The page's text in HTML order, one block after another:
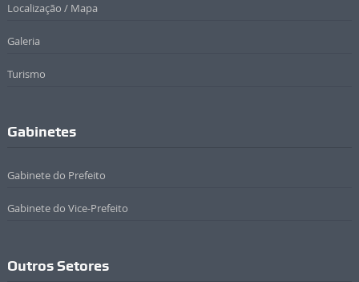
Localização / Mapa
Galeria
Turismo
Gabinetes
Gabinete do Prefeito
Gabinete do Vice-Prefeito
Outros Setores